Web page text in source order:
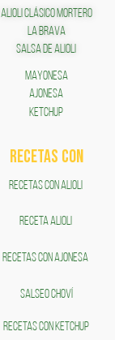
ALIOLI CLÁSICO MORTERO
LA BRAVA
SALSA DE ALIOLI
MAYONESA
AJONESA
KETCHUP
RECETAS COn
RECETAS CON ALIOLI
RECETA ALIOLI
RECETAS CON AJONESA
SALSEO CHOVÍ
RECETAS CON KETCHUP